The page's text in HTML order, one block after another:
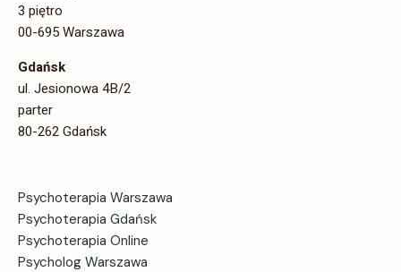
3 piętro
00-695 Warszawa
Gdańsk
ul. Jesionowa 4B/2
parter
80-262 Gdańsk
Psychoterapia Warszawa
Psychoterapia Gdańsk
Psychoterapia Online
Psycholog Warszawa